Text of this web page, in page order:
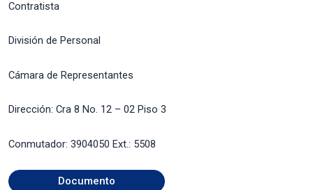
Contratista
División de Personal
Cámara de Representantes
Dirección: Cra 8 No. 12 – 02 Piso 3
Conmutador: 3904050 Ext.: 5508
Documento